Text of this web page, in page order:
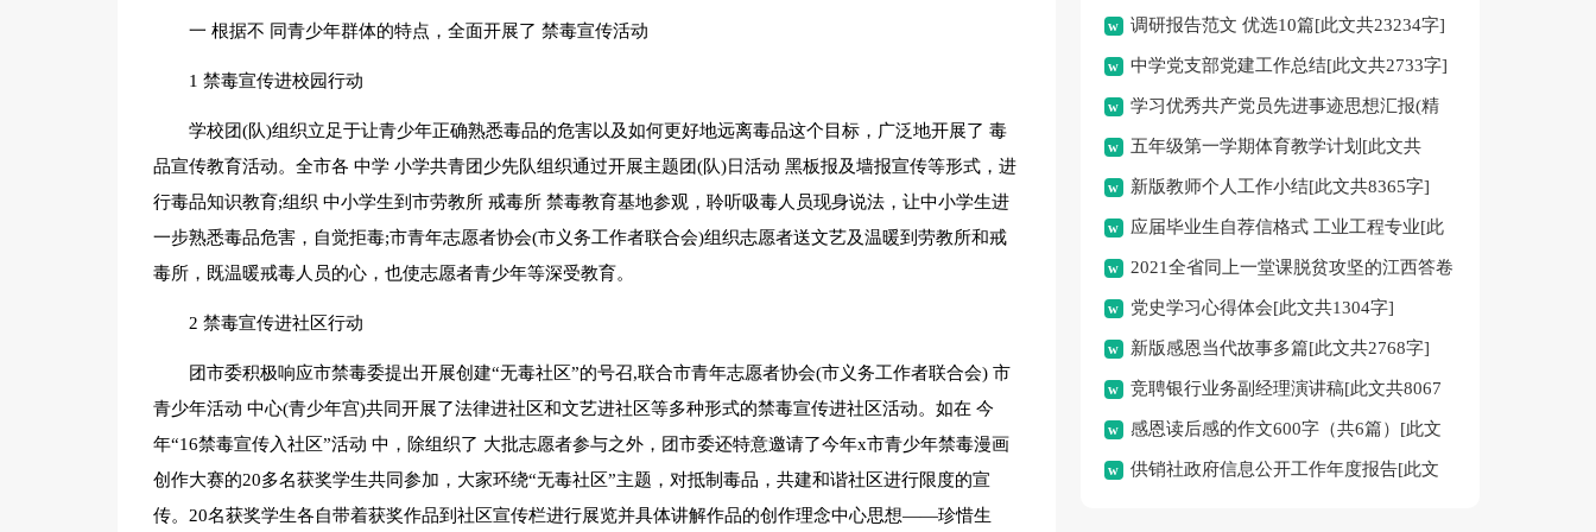
一 根据不 同青少年群体的特点，全面开展了 禁毒宣传活动
1 禁毒宣传进校园行动
学校团(队)组织立足于让青少年正确熟悉毒品的危害以及如何更好地远离毒品这个目标，广泛地开展了 毒
品宣传教育活动。全市各 中学 小学共青团少先队组织通过开展主题团(队)日活动 黑板报及墙报宣传等形式，进
行毒品知识教育;组织 中小学生到市劳教所 戒毒所 禁毒教育基地参观，聆听吸毒人员现身说法，让中小学生进
一步熟悉毒品危害，自觉拒毒;市青年志愿者协会(市义务工作者联合会)组织志愿者送文艺及温暖到劳教所和戒
毒所，既温暖戒毒人员的心，也使志愿者青少年等深受教育。
2 禁毒宣传进社区行动
团市委积极响应市禁毒委提出开展创建“无毒社区”的号召,联合市青年志愿者协会(市义务工作者联合会) 市
青少年活动 中心(青少年宫)共同开展了法律进社区和文艺进社区等多种形式的禁毒宣传进社区活动。如在 今
年“16禁毒宣传入社区”活动 中，除组织了 大批志愿者参与之外，团市委还特意邀请了今年x市青少年禁毒漫画
创作大赛的20多名获奖学生共同参加，大家环绕“无毒社区”主题，对抵制毒品，共建和谐社区进行限度的宣
传。20名获奖学生各自带着获奖作品到社区宣传栏进行展览并具体讲解作品的创作理念中心思想――珍惜生
调研报告范文 优选10篇[此文共23234字]
中学党支部党建工作总结[此文共2733字]
学习优秀共产党员先进事迹思想汇报(精
选多篇)[此文共5469字]
五年级第一学期体育教学计划[此文共
5381字]
新版教师个人工作小结[此文共8365字]
应届毕业生自荐信格式 工业工程专业[此
文共2602字]
2021全省同上一堂课脱贫攻坚的江西答卷
观后感心得多篇[此文共3774字]
党史学习心得体会[此文共1304字]
新版感恩当代故事多篇[此文共2768字]
竞聘银行业务副经理演讲稿[此文共8067
字] 感恩读后感的作文600字（共6篇）[此文
共4446字]
供销社政府信息公开工作年度报告[此文